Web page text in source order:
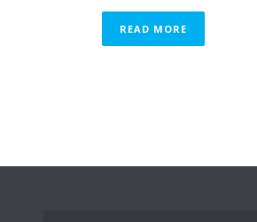
READ MORE